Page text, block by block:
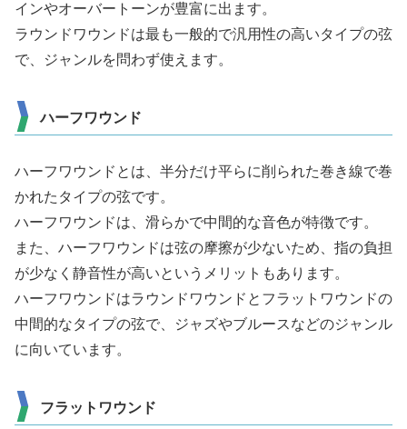
インやオーバートーンが豊富に出ます。
ラウンドワウンドは最も一般的で汎用性の高いタイプの弦
で、ジャンルを問わず使えます。
ハーフワウンド
ハーフワウンドとは、半分だけ平らに削られた巻き線で巻
かれたタイプの弦です。
ハーフワウンドは、滑らかで中間的な音色が特徴です。
また、ハーフワウンドは弦の摩擦が少ないため、指の負担
が少なく静音性が高いというメリットもあります。
ハーフワウンドはラウンドワウンドとフラットワウンドの
中間的なタイプの弦で、ジャズやブルースなどのジャンル
に向いています。
フラットワウンド